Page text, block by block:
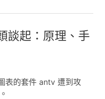
談起：原理、手
表的套件 antv 遭到攻